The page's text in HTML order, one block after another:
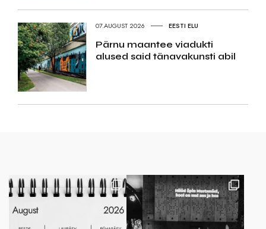
07.AUGUST 2026 EESTI ELU
Pärnu maantee viadukti
alused said tänavakunsti abil